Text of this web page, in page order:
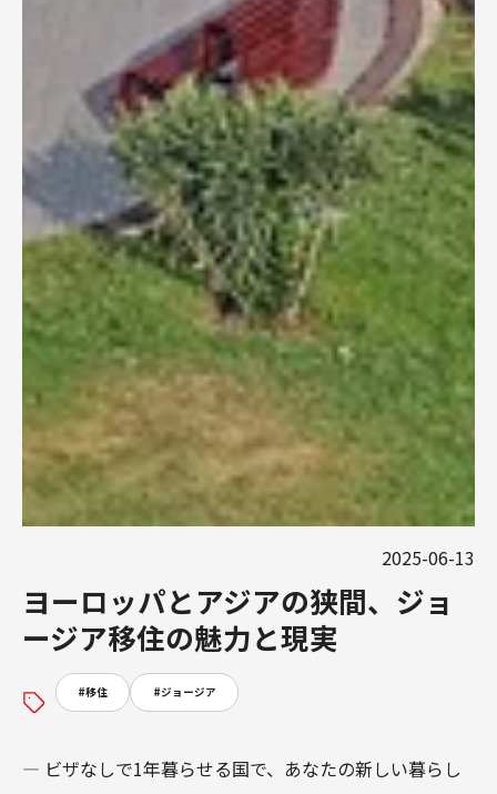
2025-06-13
ヨーロッパとアジアの狭間、ジョ
ージア移住の魅力と現実
#移住 #ジョージア
― ビザなしで1年暮らせる国で、あなたの新しい暮らし